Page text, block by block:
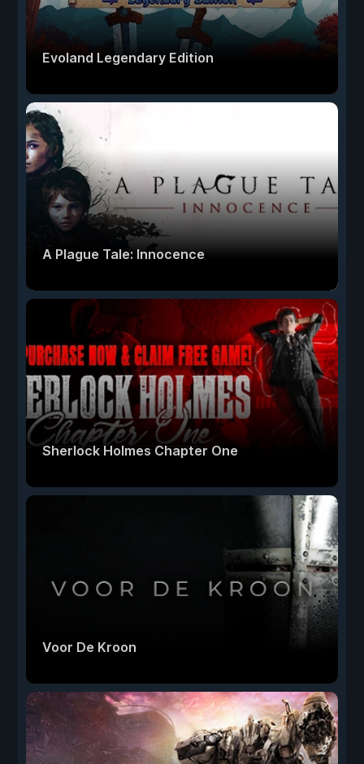
Evoland Legendary Edition
A Plague Tale: Innocence
Sherlock Holmes Chapter One
Voor De Kroon